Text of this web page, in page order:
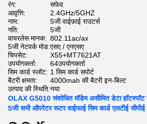
रंग:
सफेद
आवृत्ति:
2.4GHz/5GHZ
नाम:
5जी वाईफ़ाई राउटर्स
गति:
5जी
वायरलेस मानक: 802.11ac/ax
5जी नेटवर्क मोड:एसए / एनएसए
चिपसेट:
X55+MT7621AT
उपयोगकर्ता:
64उपयोगकर्ता
सिम कार्ड स्लॉट: 1 सिम कार्ड सपोर्ट
बैटरी क्षमता:
4000mah की बैटरी इन-बिल्ट
उत्पाद की स्थिति:नया
OLAX G5010 संशोधित मॉडेम असीमित डेटा
5जी सभी ऑपरेटर रूटर वाईफाई सिम कार्ड एलटीई सीपीई